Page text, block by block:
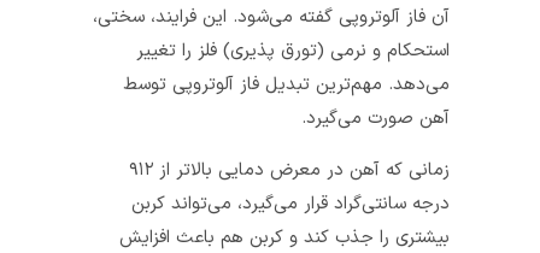
آن فاز آلوتروپی گفته می‌شود. این فرایند، سختی،
استحکام و نرمی (تورق پذیری) فلز را تغییر
می‌دهد. مهم‌ترین تبدیل فاز آلوتروپی توسط
آهن صورت می‌گیرد.
زمانی که آهن در معرض دمایی بالاتر از ۹۱۲
درجه سانتی‌گراد قرار می‌گیرد، می‌تواند کربن
بیشتری را جذب کند و کربن هم باعث افزایش